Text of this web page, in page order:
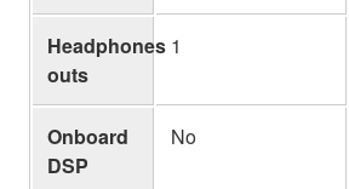
Headphones
outs
1
Onboard
DSP
No